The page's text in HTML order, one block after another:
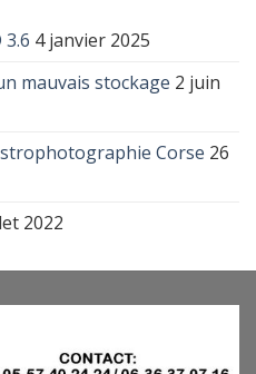
4 janvier 2025
mauvais stockage 2 juin
Corse 26
2022